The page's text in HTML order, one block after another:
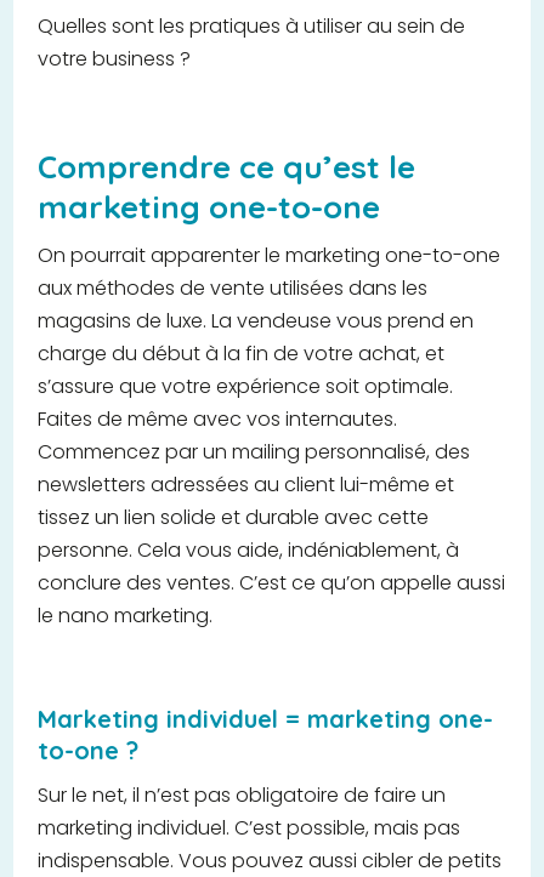
Quelles sont les pratiques à utiliser au sein de
votre business ?
Comprendre ce qu’est le
marketing one-to-one
On pourrait apparenter le marketing one-to-one
aux méthodes de vente utilisées dans les
magasins de luxe. La vendeuse vous prend en
charge du début à la fin de votre achat, et
s’assure que votre expérience soit optimale.
Faites de même avec vos internautes.
Commencez par un mailing personnalisé, des
newsletters adressées au client lui-même et
tissez un lien solide et durable avec cette
personne. Cela vous aide, indéniablement, à
conclure des ventes. C’est ce qu’on appelle aussi
le nano marketing.
Marketing individuel = marketing one-
to-one ?
Sur le net, il n’est pas obligatoire de faire un
marketing individuel. C’est possible, mais pas
indispensable. Vous pouvez aussi cibler de petits